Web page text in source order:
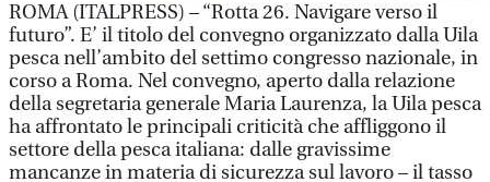
ROMA (ITALPRESS) – “Rotta 26. Navigare verso il
futuro”. E’ il titolo del convegno organizzato dalla Uila
pesca nell’ambito del settimo congresso nazionale, in
corso a Roma. Nel convegno, aperto dalla relazione
della segretaria generale Maria Laurenza, la Uila pesca
ha affrontato le principali criticità che affliggono il
settore della pesca italiana: dalle gravissime
mancanze in materia di sicurezza sul lavoro – il tasso